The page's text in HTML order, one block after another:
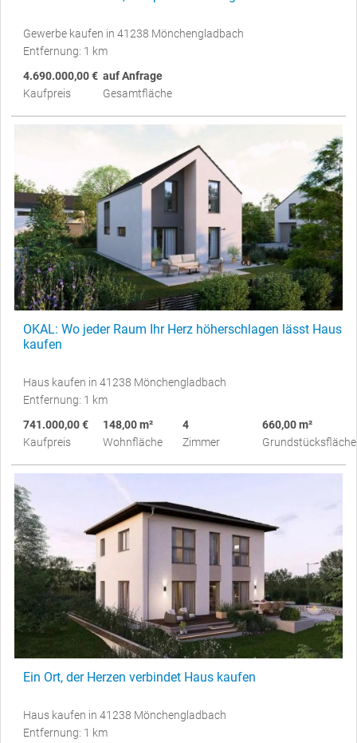
Gewerbe kaufen in 41238 Mönchengladbach
Entfernung: 1 km
4.690.000,00 €
Kaufpreis
auf Anfrage
Gesamtfläche
OKAL: Wo jeder Raum Ihr Herz höherschlagen lässt Haus
kaufen
Haus kaufen in 41238 Mönchengladbach
Entfernung: 1 km
741.000,00 €
Kaufpreis
148,00 m²
Wohnfläche
4
Zimmer
660,00 m²
Grundstücksfläche
Ein Ort, der Herzen verbindet Haus kaufen
Haus kaufen in 41238 Mönchengladbach
Entfernung: 1 km